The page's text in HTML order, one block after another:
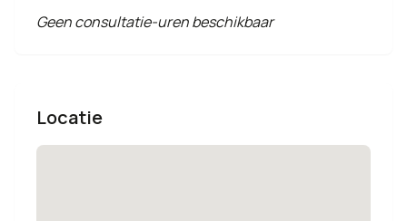
Geen consultatie-uren beschikbaar
Locatie